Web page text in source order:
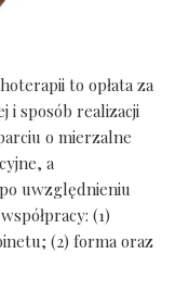
to opłata za
i sposób realizacji
o mierzalne
a
uwzględnieniu
(1)
(2) forma oraz